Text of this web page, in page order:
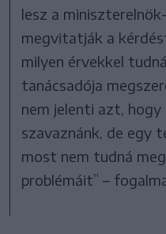
lesz a
megvitatják a
milyen érvekkel
tanácsadója
nem jelenti azt,
szavaznánk, de egy
most nem tudná
problémáit” –